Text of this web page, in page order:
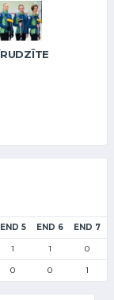
END 5 END 6 END 7
1 1 0
0 0 1